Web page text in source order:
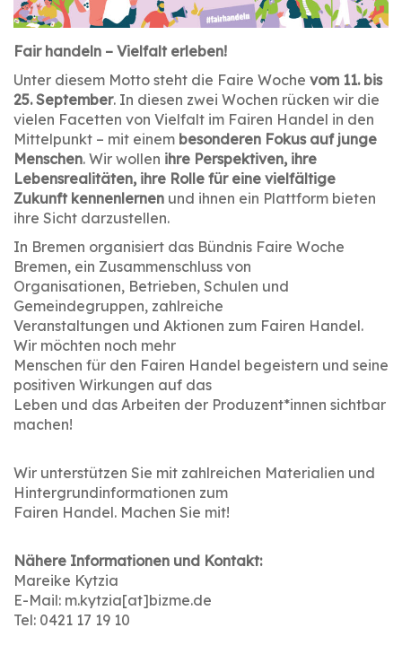
Fair handeln – Vielfalt erleben!
Unter diesem Motto steht die Faire Woche vom 11. bis
25. September. In diesen zwei Wochen rücken wir die
vielen Facetten von Vielfalt im Fairen Handel in den
Mittelpunkt – mit einem besonderen Fokus auf junge
Menschen. Wir wollen ihre Perspektiven, ihre
Lebensrealitäten, ihre Rolle für eine vielfältige
Zukunft kennenlernen und ihnen ein Plattform bieten
ihre Sicht darzustellen.
In Bremen organisiert das Bündnis Faire Woche
Bremen, ein Zusammenschluss von
Organisationen, Betrieben, Schulen und
Gemeindegruppen, zahlreiche
Veranstaltungen und Aktionen zum Fairen Handel.
Wir möchten noch mehr
Menschen für den Fairen Handel begeistern und seine
positiven Wirkungen auf das
Leben und das Arbeiten der Produzent*innen sichtbar
machen!
Wir unterstützen Sie mit zahlreichen Materialien und
Hintergrundinformationen zum
Fairen Handel. Machen Sie mit!
Nähere Informationen und Kontakt:
Mareike Kytzia
E-Mail: m.kytzia[at]bizme.de
Tel: 0421 17 19 10